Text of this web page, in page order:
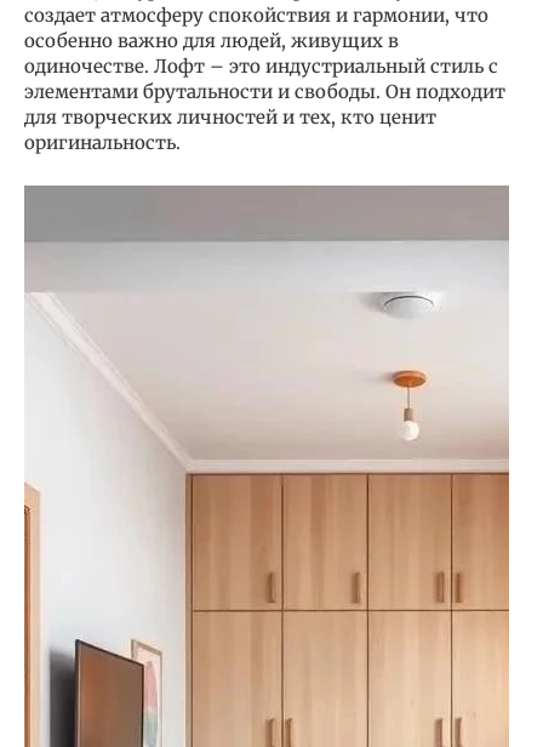
создает атмосферу спокойствия и гармонии, что
особенно важно для людей, живущих в
одиночестве. Лофт – это индустриальный стиль с
элементами брутальности и свободы. Он подходит
для творческих личностей и тех, кто ценит
оригинальность.